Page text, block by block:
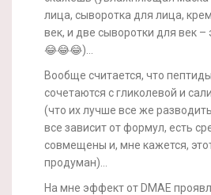
лица, сыворотка для лица,
век, и две сыворотки для век –
😂😂😂)…
Вообще считается, что
сочетаются с гликолевой и
(что их лучше все же
все зависит от формул, есть
совмещены и, мне кажется,
продуман)…
На мне эффект от DMAE